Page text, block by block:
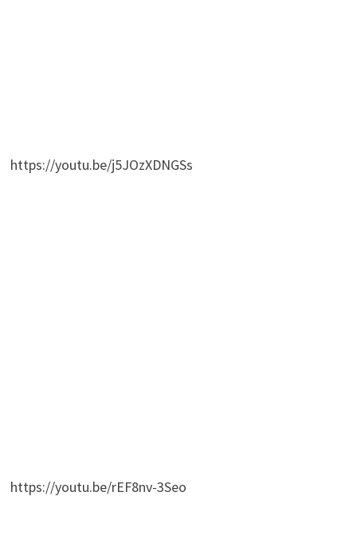
https://youtu.be/j5JOzXDNGSs
https://youtu.be/rEF8nv-3Seo